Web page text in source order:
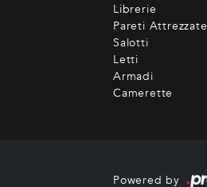
Librerie
Pareti Attrezzate
Salotti
Letti
Armadi
Camerette
Powered by